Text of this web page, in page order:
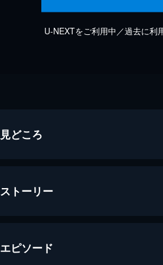
U-NEXTをご利用中／過去に利
見どころ
ストーリー
エピソード